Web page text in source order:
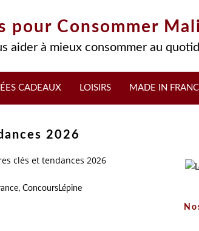
pour Consommer
aider à mieux consommer au
CADEAUX LOISIRS MADE IN
2026
clés et tendances 2026
, ConcoursLépine